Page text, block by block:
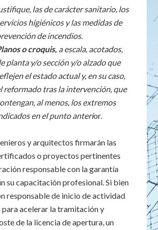
las de carácter sanitario, los
higiénicos y las medidas de
de incendios.
o croquis, a escala, acotados,
planta y/o sección y/o alzado que
el estado actual y, en su caso,
reformado tras la intervención, que
al menos, los extremos
en el punto anterior.
y arquitectos firmarán las
o proyectos pertinentes
responsable con la garantía
su capacitación profesional. Si bien
responsable de inicio de actividad
para acelerar la tramitación y
de la licencia de apertura, un